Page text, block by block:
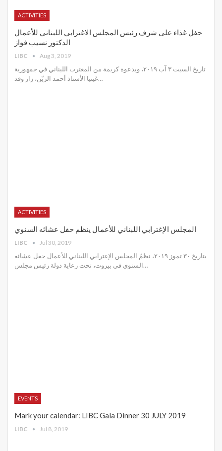
ACTIVITIES
حفل غذاء على شرف رئيس المجلس الاغترابي اللبناني للأعمال
الدكتور نسيب فواز
LIBC Aug 3, 2019
تاريخ السبت ٣ آب ٢٠١٩، وبدعوة كريمة من المغترب اللبناني في جمهورية
غينيا الأستاذ أحمد الزيّن، زار وفد…
ACTIVITIES
المجلس الإغترابي اللبناني للأعمال ينظم حفل عشائه السنوي
LIBC Jul 30, 2019
بتاريخ ٣٠ تموز ٢٠١٩، نظمّ المجلس الإغترابي اللبناني للأعمال حفل عشائه
السنوي في بيروت، تحت رعاية دولة رئيس مجلس…
EVENTS
Mark your calendar: LIBC Gala Dinner 30 JULY 2019
LIBC Jul 8, 2019